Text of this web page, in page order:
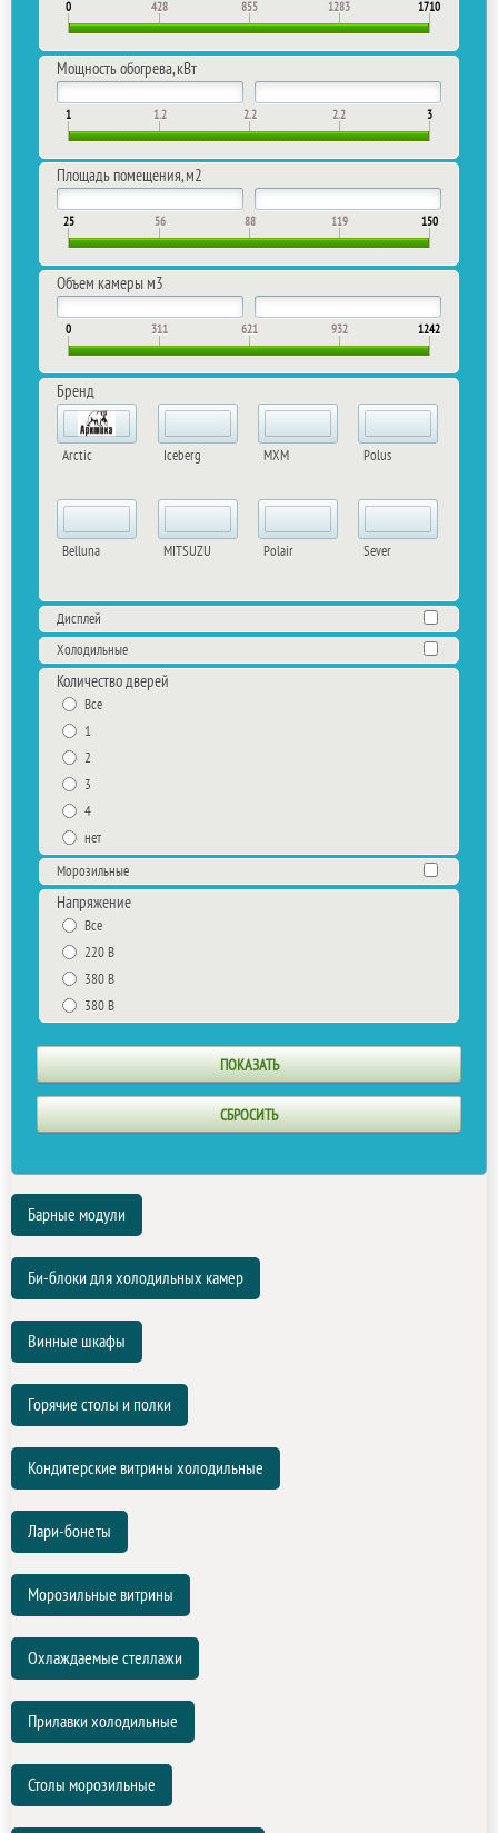
0 428 855 1283 1710
Мощность обогрева, кВт
1 1.2 2.2 2.2 3
Площадь помещения, м2
25 56 88 119 150
Объем камеры м​3
0 311 621 932 1242
Бренд
Arctic
Belluna
Iceberg
MITSUZU
MXM
Polair
Polus
Sever
Дисплей
Холодильные
Количество дверей
Все
1
2
3
4
нет
Морозильные
Напряжение
Все
220 В
380 В
380 В
Барные модули
Би-блоки для холодильных камер
Винные шкафы
Горячие столы и полки
Кондитерские витрины холодильные
Лари-бонеты
Морозильные витрины
Охлаждаемые стеллажи
Прилавки холодильные
Столы морозильные